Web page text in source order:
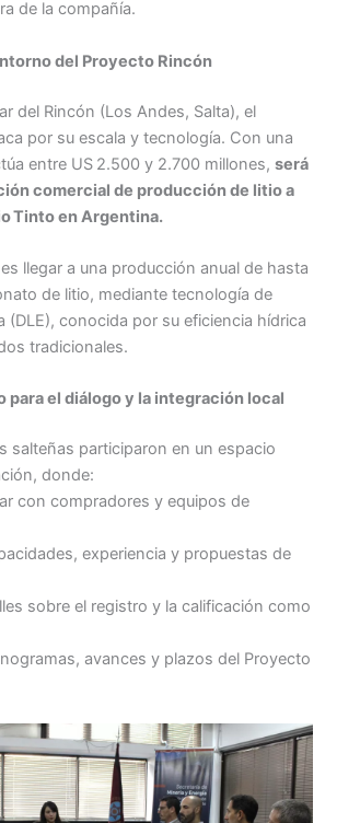
de la compañía.
del Proyecto Rincón
del Rincón (Los Andes, Salta), el
por su escala y tecnología. Con una
entre US 2.500 y 2.700 millones,será
comercial de producción de litio a
Tinto en Argentina.
llegar a una producción anual de hasta
de litio, mediante tecnología de
(DLE), conocida por su eficiencia hídrica
tradicionales.
para el diálogo y la integración local
salteñas participaron en un espacio
donde:
con compradores y equipos de
experiencia y propuestas de
sobre el registro y la calificación como
avances y plazos del Proyecto